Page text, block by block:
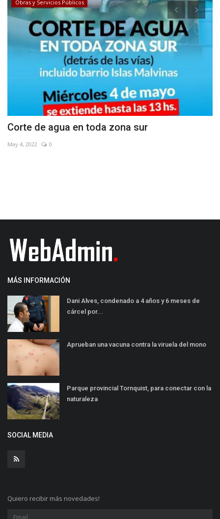
Obras y Servicios Públicos
Corte de agua en toda zona sur
May 4, 2022 0
MÁS INFORMACIÓN
Dani Alves, condenado a 4 años y 6 meses de
cárcel por...
Aprueban una vacuna contra la viruela del mono
Parque provincial Tornquist, para conectar con la
naturaleza
SOCIAL MEDIA
Quiero recibir más novedades!